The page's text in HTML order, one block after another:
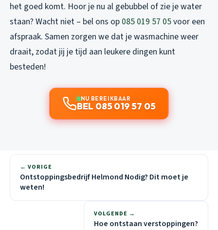
het goed komt. Hoor je nu al gebubbel of zie je water
staan? Wacht niet – bel ons op 085 019 57 05voor een
afspraak. Samen zorgen we dat je wasmachine weer
draait, zodat jij je tijd aan leukere dingen kunt
besteden!
NU BEREIKBAAR
BEL 085 019 57 05
← VORIGE
Ontstoppingsbedrijf Helmond Nodig? Dit moet je
weten!
VOLGENDE →
Hoe ontstaan verstoppingen?